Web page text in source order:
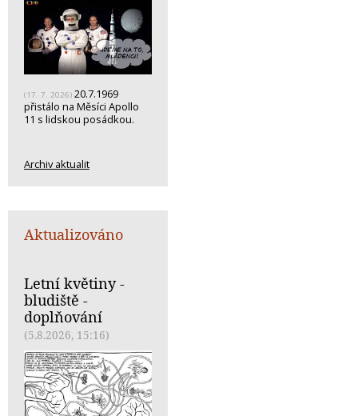
(17. 7. 2026) 20.7.1969
přistálo na Měsíci Apollo
11 s lidskou posádkou.
Archiv aktualit
Aktualizováno
Letní květiny -
bludiště -
doplňování
(5.8.2026, 15:16)